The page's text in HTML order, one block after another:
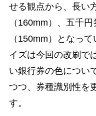
せる観点から、長い
（160mm）、五千
（150mm）となっ
イズは今回の改刷で
い銀行券の色につい
つつ、券種識別性を
す。